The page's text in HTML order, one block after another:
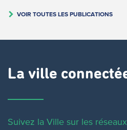
VOIR TOUTES LES PUBLICATIONS
La ville
Suivez la Ville sur les